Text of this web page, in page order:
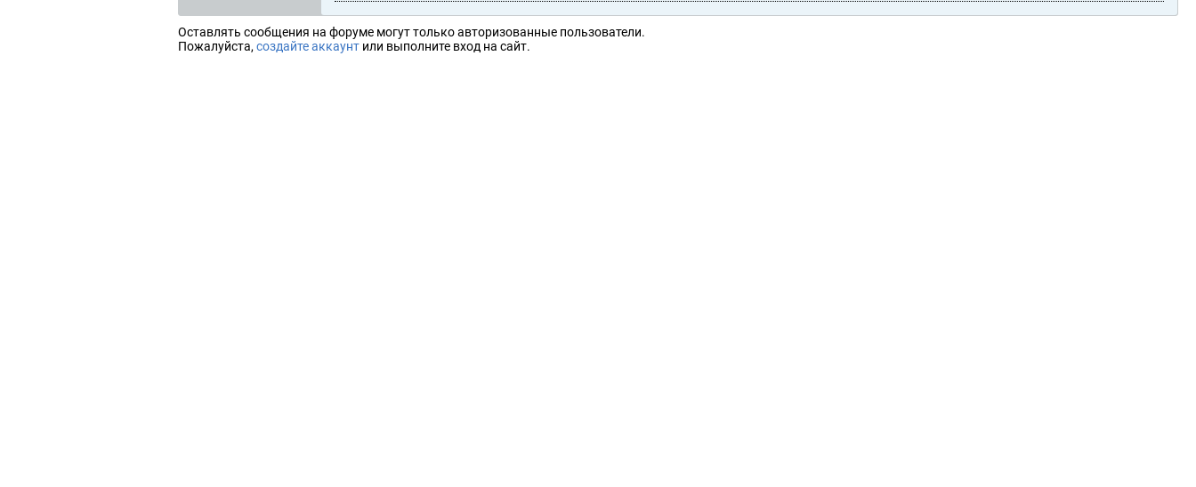
Оставлять сообщения на форуме могут только авторизованные пользователи.
Пожалуйста, создайте аккаунт или выполните вход на сайт.